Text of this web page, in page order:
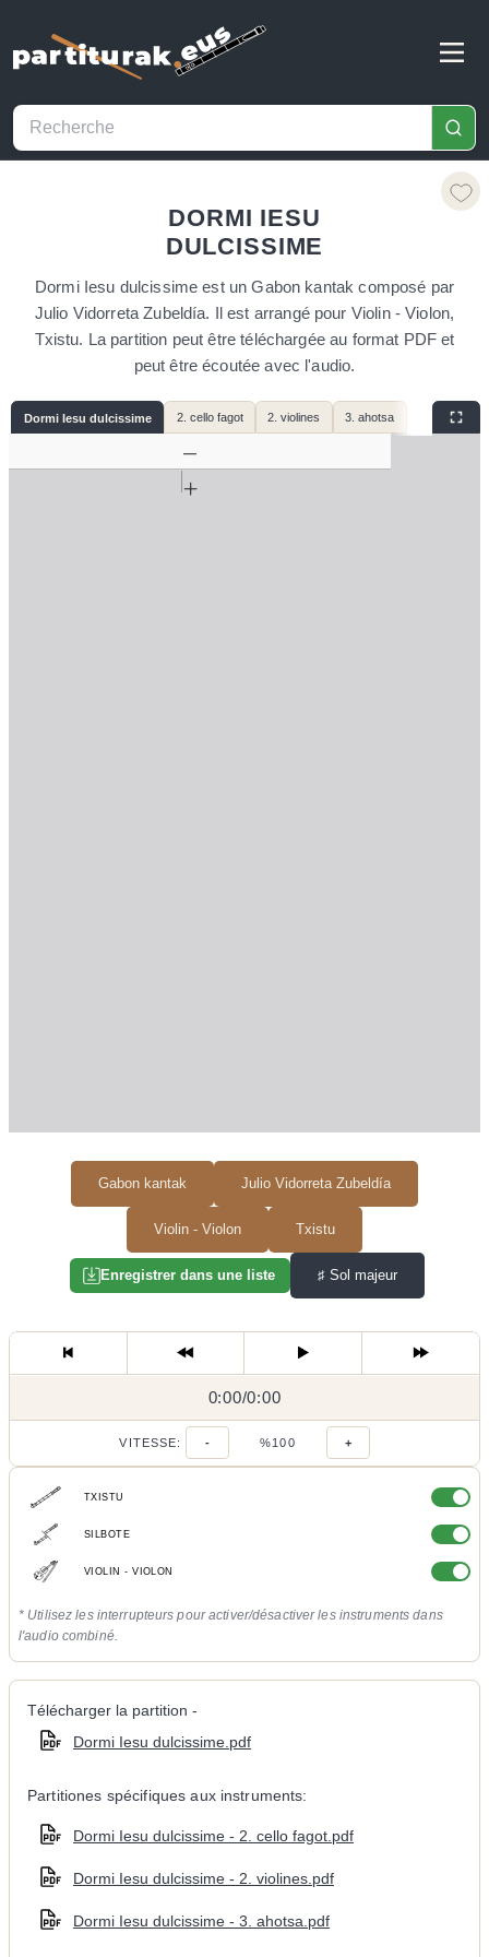
DORMI IESU
DULCISSIME
Gabon kantak Julio Vidorreta Zubeldía
Violin - Violon Txistu
Enregistrer dans une liste ♯ Sol majeur
Dormi Iesu dulcissime est un Gabon kantak composé par
Julio Vidorreta Zubeldía. Il est arrangé pour Violin - Violon,
Txistu. La partition peut être téléchargée au format PDF et
peut être écoutée avec l'audio.
0:00/
0:00/0:00
VITESSE: - %100 +
TXISTU
SILBOTE
VIOLIN - VIOLON
* Utilisez les interrupteurs pour activer/désactiver les instruments dans
l'audio combiné.
Télécharger la partition -
Dormi Iesu dulcissime.pdf
Partitiones spécifiques aux instruments:
Dormi Iesu dulcissime - 2. cello fagot.pdf
Dormi Iesu dulcissime - 2. violines.pdf
Dormi Iesu dulcissime - 3. ahotsa.pdf
Dormi Iesu dulcissime 2. cello fagot 2. violines 3. ahotsa